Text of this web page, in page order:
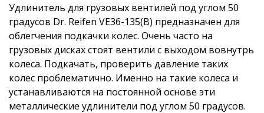
Удлинитель для грузовых вентилей под углом 50
градусов Dr. Reifen VE36-135(B) предназначен для
облегчения подкачки колес. Очень часто на
грузовых дисках стоят вентили с выходом вовнутрь
колеса. Подкачать, проверить давление таких
колес проблематично. Именно на такие колеса и
устанавливаются на постоянной основе эти
металлические удлинители под углом 50 градусов.